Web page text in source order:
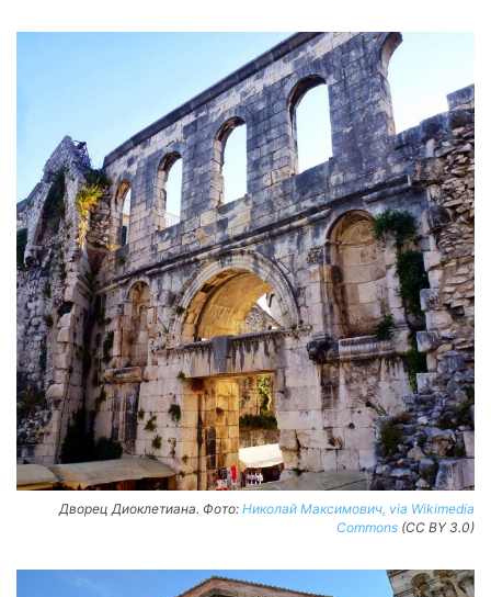
Дворец Диоклетиана. Фото: Николай Максимович, via Wikimedia
Commons (CC BY 3.0)